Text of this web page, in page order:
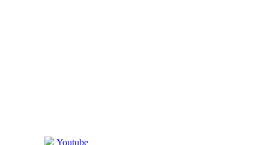
Youtube